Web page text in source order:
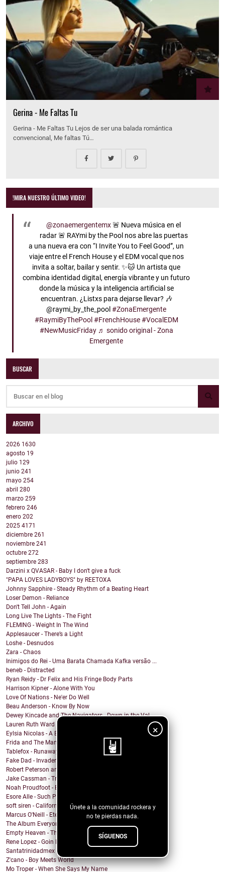
×
Únete a la comunidad rockera y
no te pierdas nada.
SÍGUENOS
Gerina - Me Faltas Tu
Gerina - Me Faltas Tu Lejos de ser una balada romántica
convencional, Me faltas Tú…
!MIRA NUESTRO ÚLTIMO VIDEO!
@zonaemergentemx🚨 Nueva música en el
radar 🚨 RAYmi by the Pool nos abre las puertas
a una nueva era con “I Invite You to Feel Good”, un
viaje entre el French House y el EDM vocal que nos
invita a soltar, bailar y sentir. ✨🐱 Un artista que
combina identidad digital, energía vibrante y un futuro
donde la música y la inteligencia artificial se
encuentran. ¿Listxs para dejarse llevar? 🎶
@raymi_by_the_pool#ZonaEmergente
#RaymiByThePool #FrenchHouse #VocalEDM
#NewMusicFriday ♬ sonido original - Zona
Emergente
BUSCAR
ARCHIVO
2026 1630
agosto 19
julio 129
junio 241
mayo 254
abril 280
marzo 259
febrero 246
enero 202
2025 4171
diciembre 261
noviembre 241
octubre 272
septiembre 283
Darzini x QVASAR - Baby I don't give a fuck
"PAPA LOVES LADYBOYS" by REETOXA
Johnny Sapphire - Steady Rhythm of a Beating Heart
Loser Demon - Reliance
Don't Tell John - Again
Long Live The Lights - The Fight
FLEMING - Weight In The Wind
Applesaucer - There’s a Light
Loshe - Desnudos
Zara - Chaos
Inimigos do Rei - Uma Barata Chamada Kafka versão ...
beneb - Distracted
Ryan Reidy - Dr Felix and His Fringe Body Parts
Harrison Kipner - Alone With You
Love Of Nations - Ne'er Do Well
Beau Anderson - Know By Now
Dewey Kincade and The Navigators - Down in the Val...
Lauren Ruth Ward - Camouflage Sabotage
Eylsia Nicolas - A Beautiful Mess
Frida and The Mann - Dancing in the sun
Tablefox - Runaway
Fake Dad - Invader
Robert Peterson and The Crusade - Coming Out Of Ba...
Jake Cassman - Trying To Mourn A Friend Of Mine
Noah Proudfoot - Born to Fly
Esore Alle - Such Pretty Lies
soft siren - California Heatwave
Marcus O'Neill - Eternal Flame
The Album Everyone Wants - Chris Portka
Empty Heaven - The Center of My Universe
Rene Lopez - Goin Back To Lovin
Santatrinidadmex - El mechudo la leyenda
Z'cano - Boy Meets World
Mo Troper - When She Says My Name